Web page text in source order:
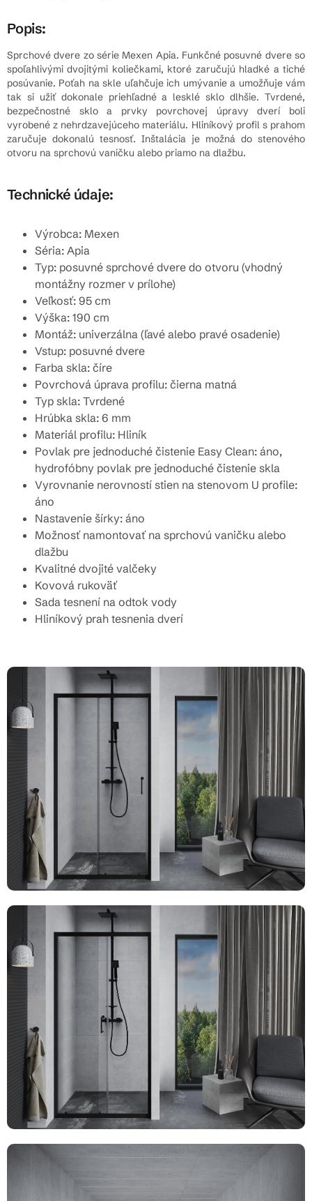
Popis:
Sprchové dvere zo série Mexen Apia. Funkčné posuvné dvere so
spoľahlivými dvojitými koliečkami, ktoré zaručujú hladké a tiché
posúvanie. Poťah na skle uľahčuje ich umývanie a umožňuje vám
tak si užiť dokonale priehľadné a lesklé sklo dlhšie. Tvrdené,
bezpečnostné sklo a prvky povrchovej úpravy dverí boli
vyrobené z nehrdzavejúceho materiálu. Hliníkový profil s prahom
zaručuje dokonalú tesnosť. Inštalácia je možná do stenového
otvoru na sprchovú vaničku alebo priamo na dlažbu.
Technické údaje:
Výrobca: Mexen
Séria: Apia
Typ: posuvné sprchové dvere do otvoru (vhodný
montážny rozmer v prílohe)
Veľkosť: 95 cm
Výška: 190 cm
Montáž: univerzálna (ľavé alebo pravé osadenie)
Vstup: posuvné dvere
Farba skla: číre
Povrchová úprava profilu: čierna matná
Typ skla: Tvrdené
Hrúbka skla: 6 mm
Materiál profilu: Hliník
Povlak pre jednoduché čistenie Easy Clean: áno,
hydrofóbny povlak pre jednoduché čistenie skla
Vyrovnanie nerovností stien na stenovom U profile:
áno
Nastavenie šírky: áno
Možnosť namontovať na sprchovú vaničku alebo
dlažbu
Kvalitné dvojité valčeky
Kovová rukoväť
Sada tesnení na odtok vody
Hliníkový prah tesnenia dverí